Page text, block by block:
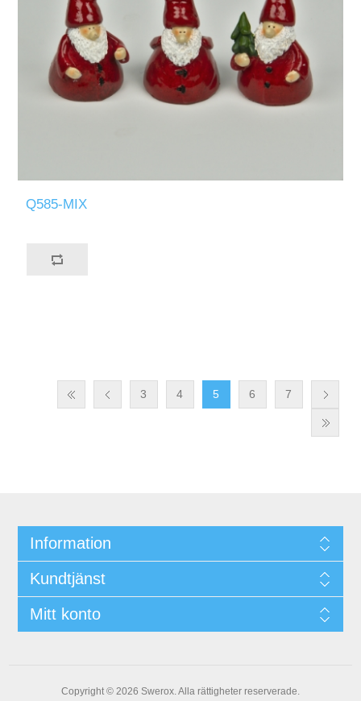
Q585-MIX
3 4 5 6 7
Information
Kundtjänst
Mitt konto
Copyright © 2026 Swerox. Alla rättigheter reserverade.